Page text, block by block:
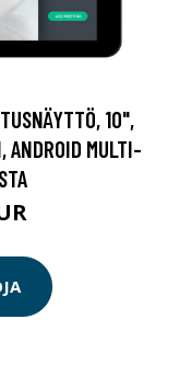
10",
ANDROID MULTI-